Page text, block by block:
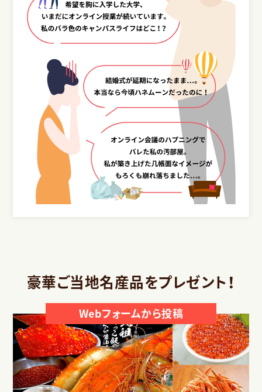
豪華ご当地名産品をプレゼント！
Webフォームから投稿